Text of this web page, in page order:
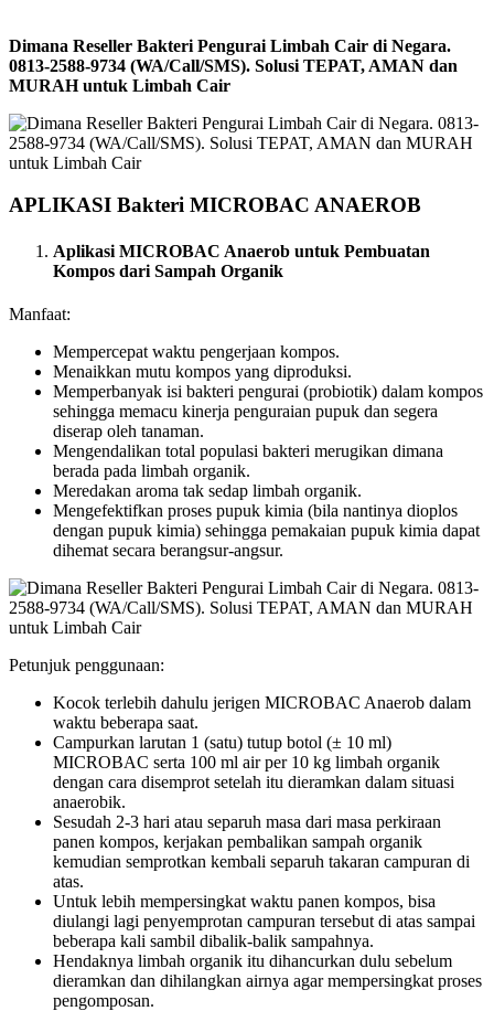
Dimana Reseller Bakteri Pengurai Limbah Cair di Negara.
0813-2588-9734 (WA/Call/SMS). Solusi TEPAT, AMAN dan
MURAH untuk Limbah Cair
APLIKASI Bakteri MICROBAC ANAEROB
Aplikasi MICROBAC Anaerob untuk Pembuatan
Kompos dari Sampah Organik
Manfaat:
Mempercepat waktu pengerjaan kompos.
Menaikkan mutu kompos yang diproduksi.
Memperbanyak isi bakteri pengurai (probiotik) dalam kompos
sehingga memacu kinerja penguraian pupuk dan segera
diserap oleh tanaman.
Mengendalikan total populasi bakteri merugikan dimana
berada pada limbah organik.
Meredakan aroma tak sedap limbah organik.
Mengefektifkan proses pupuk kimia (bila nantinya dioplos
dengan pupuk kimia) sehingga pemakaian pupuk kimia dapat
dihemat secara berangsur-angsur.
Petunjuk penggunaan:
Kocok terlebih dahulu jerigen MICROBAC Anaerob dalam
waktu beberapa saat.
Campurkan larutan 1 (satu) tutup botol (± 10 ml)
MICROBAC serta 100 ml air per 10 kg limbah organik
dengan cara disemprot setelah itu dieramkan dalam situasi
anaerobik.
Sesudah 2-3 hari atau separuh masa dari masa perkiraan
panen kompos, kerjakan pembalikan sampah organik
kemudian semprotkan kembali separuh takaran campuran di
atas.
Untuk lebih mempersingkat waktu panen kompos, bisa
diulangi lagi penyemprotan campuran tersebut di atas sampai
beberapa kali sambil dibalik-balik sampahnya.
Hendaknya limbah organik itu dihancurkan dulu sebelum
dieramkan dan dihilangkan airnya agar mempersingkat proses
pengomposan.